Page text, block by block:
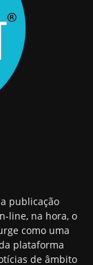
publicação
line, na hora, o
como uma
plataforma
de âmbito